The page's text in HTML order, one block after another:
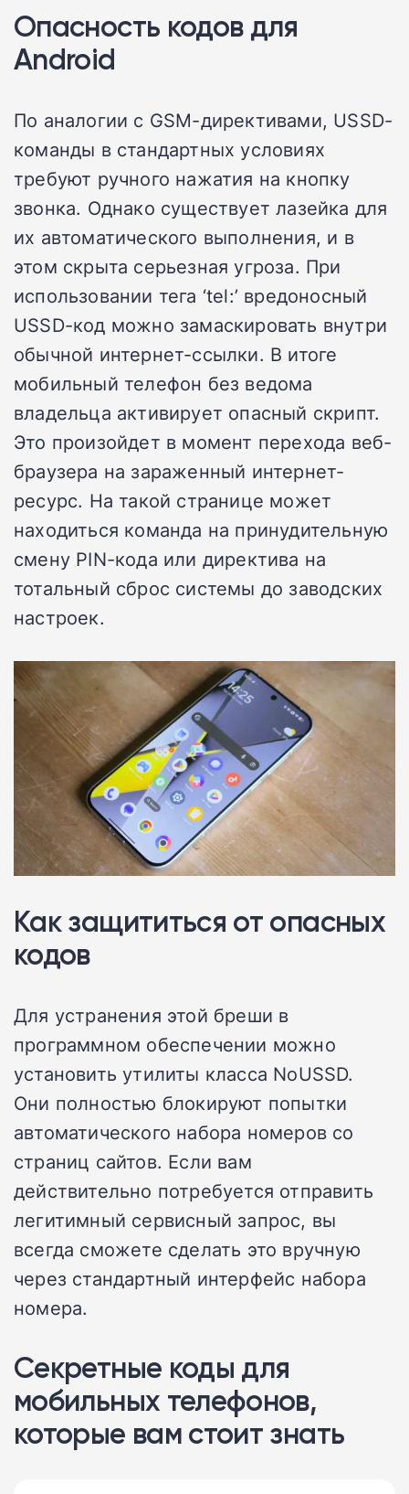
Опасность кодов для
Android
По аналогии с GSM-директивами, USSD-
команды в стандартных условиях
требуют ручного нажатия на кнопку
звонка. Однако существует лазейка для
их автоматического выполнения, и в
этом скрыта серьезная угроза. При
использовании тега ‘tel:’ вредоносный
USSD-код можно замаскировать внутри
обычной интернет-ссылки. В итоге
мобильный телефон без ведома
владельца активирует опасный скрипт.
Это произойдет в момент перехода веб-
браузера на зараженный интернет-
ресурс. На такой странице может
находиться команда на принудительную
смену PIN-кода или директива на
тотальный сброс системы до заводских
настроек.
Как защититься от опасных
кодов
Для устранения этой бреши в
программном обеспечении можно
установить утилиты класса NoUSSD.
Они полностью блокируют попытки
автоматического набора номеров со
страниц сайтов. Если вам
действительно потребуется отправить
легитимный сервисный запрос, вы
всегда сможете сделать это вручную
через стандартный интерфейс набора
номера.
Секретные коды для
мобильных телефонов,
которые вам стоит знать